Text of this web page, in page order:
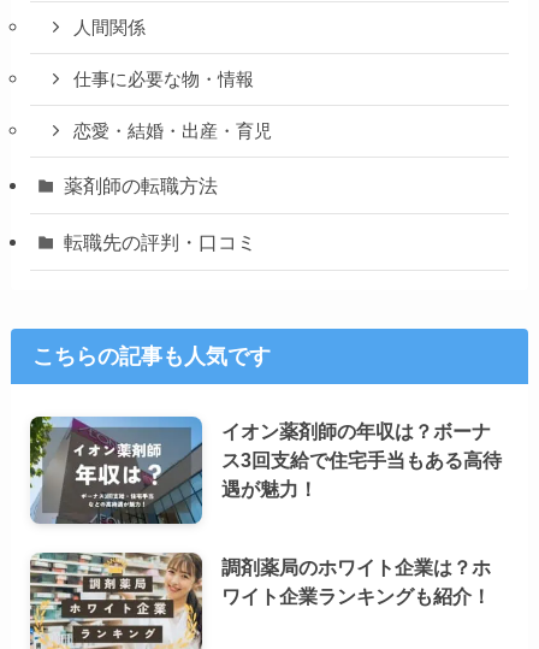
人間関係
仕事に必要な物・情報
恋愛・結婚・出産・育児
薬剤師の転職方法
転職先の評判・口コミ
こちらの記事も人気です
イオン薬剤師の年収は？ボーナ
ス3回支給で住宅手当もある高待
遇が魅力！
調剤薬局のホワイト企業は？ホ
ワイト企業ランキングも紹介！